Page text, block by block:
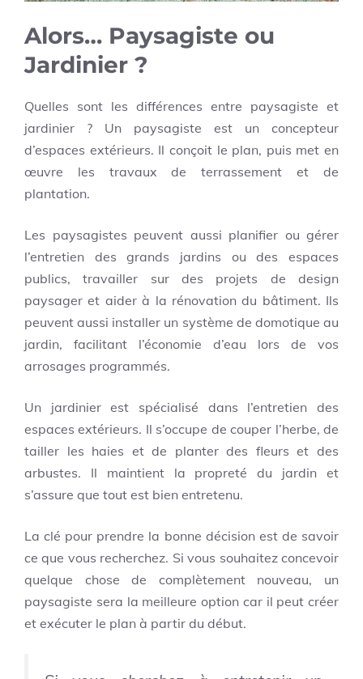
Alors… Paysagiste ou
Jardinier ?
Quelles sont les différences entre paysagiste et
jardinier ? Un paysagiste est un concepteur
d’espaces extérieurs. Il conçoit le plan, puis met en
œuvre les travaux de terrassement et de
plantation.
Les paysagistes peuvent aussi planifier ou gérer
l’entretien des grands jardins ou des espaces
publics, travailler sur des projets de design
paysager et aider à la rénovation du bâtiment. Ils
peuvent aussi installer un système de domotique au
jardin, facilitant l’économie d’eau lors de vos
arrosages programmés.
Un jardinier est spécialisé dans l’entretien des
espaces extérieurs. Il s’occupe de couper l’herbe, de
tailler les haies et de planter des fleurs et des
arbustes. Il maintient la propreté du jardin et
s’assure que tout est bien entretenu.
La clé pour prendre la bonne décision est de savoir
ce que vous recherchez. Si vous souhaitez concevoir
quelque chose de complètement nouveau, un
paysagiste sera la meilleure option car il peut créer
et exécuter le plan à partir du début.